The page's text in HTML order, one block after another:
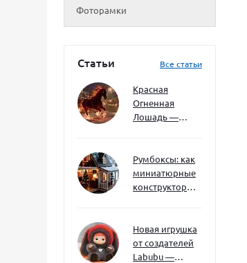
Фоторамки
Статьи Все статьи
Красная
Огненная
Лошадь —
ждать и как
подготовиться
Румбоксы: как
миниатюрные
конструкторы
мышление и
внимание к
деталям
Новая игрушка
от создателей
Labubu —